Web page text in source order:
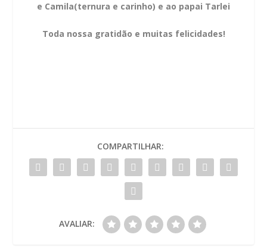
e Camila(ternura e carinho) e ao papai Tarlei
Toda nossa gratidão e muitas felicidades!
COMPARTILHAR:
AVALIAR: